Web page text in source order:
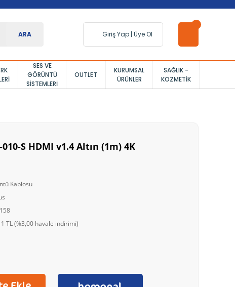
ARA Giriş Yap | Üye Ol
SES VE
GÖRÜNTÜ
SISTEMLERI
OUTLET
KURUMSAL
ÜRÜNLER
SAĞLIK -
KOZMETIK
S HDMI v1.4 Altın (1m) 4K
Kablosu
TL (%3,00 havale indirimi)